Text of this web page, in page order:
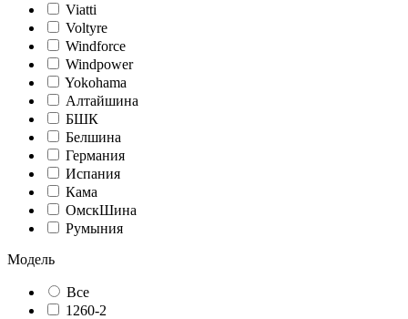
Viatti
Voltyre
Windforce
Windpower
Yokohama
Алтайшина
БШК
Белшина
Германия
Испания
Кама
ОмскШина
Румыния
Модель
Все
1260-2